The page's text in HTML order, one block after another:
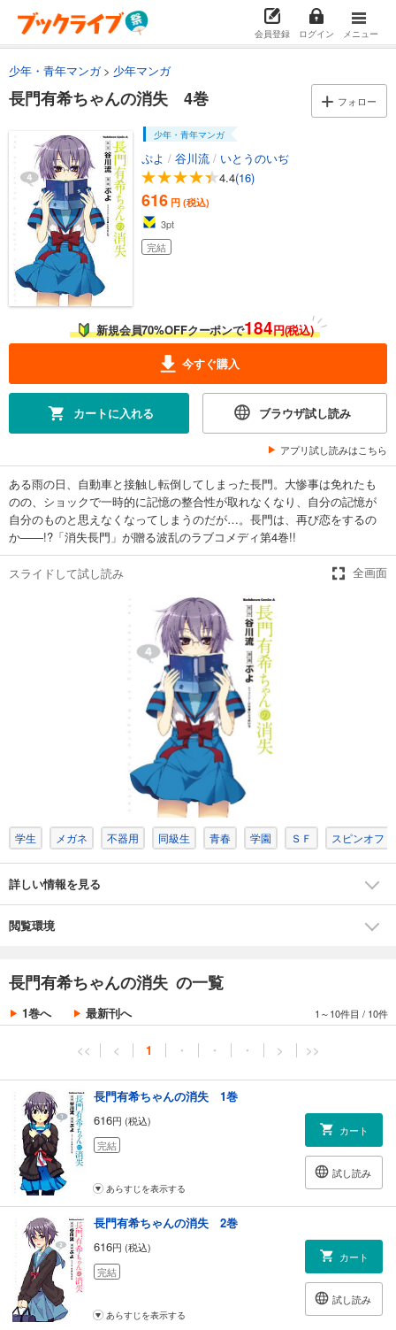
会員登録 ログイン メニュー
少年・青年マンガ 少年マンガ
長門有希ちゃんの消失 4巻 フォロー
少年・青年マンガ
ぷよ / 谷川流 / いとうのいぢ
4.4(16)
616 円 (税込)
3pt
完結
新規会員70%OFFクーポンで184円(税込)
今すぐ購入
カートに入れる ブラウザ試し読み
アプリ試し読みはこちら
ある雨の日、自動車と接触し転倒してしまった長門。大惨事は免れたも
のの、ショックで一時的に記憶の整合性が取れなくなり、自分の記憶が
自分のものと思えなくなってしまうのだが…。長門は、再び恋をするの
か――!?「消失長門」が贈る波乱のラブコメディ第4巻!!
スライドして試し読み 全画面
学生 メガネ 不器用 同級生 青春 学園 ＳＦ スピンオフ
詳しい情報を見る
閲覧環境
長門有希ちゃんの消失 の一覧
1巻へ 最新刊へ 1～10件目 / 10件
<< < 1 ・ ・ ・ > >>
長門有希ちゃんの消失 1巻
616円 (税込)
完結
カート
試し読み
あらすじを表示する
長門有希ちゃんの消失 2巻
616円 (税込)
完結
カート
試し読み
あらすじを表示する